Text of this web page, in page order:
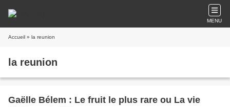
MENU
Accueil » la reunion
la reunion
Gaëlle Bélem : Le fruit le plus rare ou La vie